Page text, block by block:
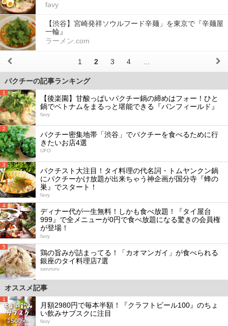
favy
【渋谷】宮崎発祥ソウルフード辛麺」を東京で『辛麺屋
一輪』
ラーメン.com
1 2 3 4
パクチーの記事ランキング
1
【後楽園】甘酸っぱいパクチー鍋の締めはフォー！ひと
鍋でベトナムをまるっと堪能できる『バンフィールド』
favy
2
パクチー密集地帯「渋谷」でパクチーを食べるために行
きたいお店4選
UFO
3
パクチスト大注目！タイ料理の代名詞・トムヤンクン鍋
にパクチーかけ放題が出来ちゃう神企画が国分寺『蜂の
巣』でスタート！
favy
4
ディナー代が一生無料！しかも食べ放題！『タイ屋台
999』で全メニューが0円で食べ放題になる驚きの会員権
が登場！
favy
5
鶏の旨みが詰まってる！「カオマンガイ」が食べられる
銀座のタイ料理店7選
sarururu
オススメ記事
1
月額2980円で毎本半額！『クラフトビール100』のちょ
い飲みサブスクに注目
favy